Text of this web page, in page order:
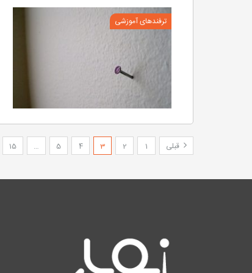
ترفندهای آموزشی
قبلی 1
2
3
4
5
…
15